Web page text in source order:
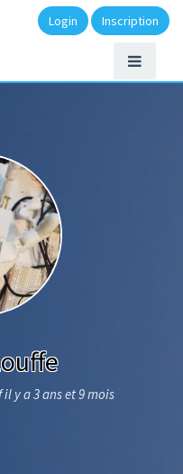
Login Inscription
y a 3 ans et 9 mois